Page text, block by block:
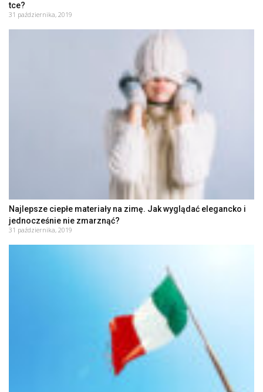
tce?
31 października, 2019
Najlepsze ciepłe materiały na zimę. Jak wyglądać elegancko i
jednocześnie nie zmarznąć?
31 października, 2019